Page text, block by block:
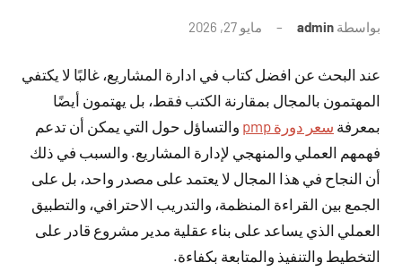
بواسطة admin مايو 27, 2026
عند البحث عن افضل كتاب في ادارة المشاريع، غالبًا لا يكتفي
المهتمون بالمجال بمقارنة الكتب فقط، بل يهتمون أيضًا
بمعرفة سعر دورة pmp
والتساؤل حول التي يمكن أن تدعم
فهمهم العملي والمنهجي لإدارة المشاريع. والسبب في ذلك
أن النجاح في هذا المجال لا يعتمد على مصدر واحد، بل على
الجمع بين القراءة المنظمة، والتدريب الاحترافي، والتطبيق
العملي الذي يساعد على بناء عقلية مدير مشروع قادر على
التخطيط والتنفيذ والمتابعة بكفاءة.